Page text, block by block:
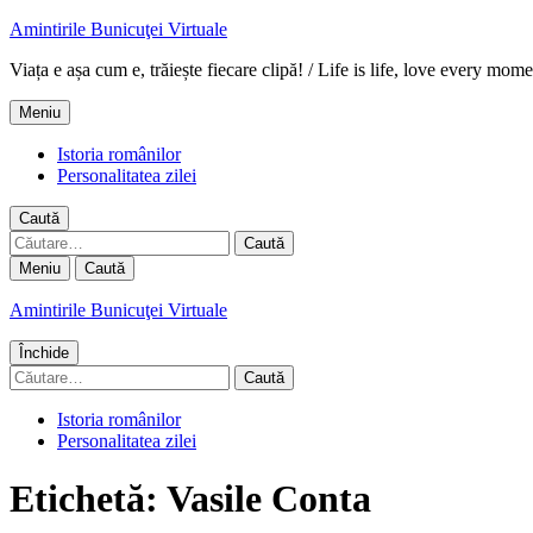
Amintirile Bunicuţei Virtuale
Viața e așa cum e, trăiește fiecare clipă! / Life is life, love every
Meniu
Istoria românilor
Personalitatea zilei
Caută
Caută
după:
Meniu Caută
Amintirile Bunicuţei Virtuale
Închide
Caută
după:
Istoria românilor
Personalitatea zilei
Etichetă: Vasile Conta